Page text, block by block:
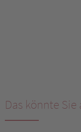
Das könnte